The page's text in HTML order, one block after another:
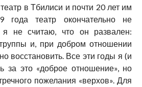
в Тбилиси и почти 20 лет им
года театр окончательно не
я не считаю, что он развален:
и, при добром отношении
восстановить. Все эти годы я (и
за это «доброе отношение», но
пожелания «верхов». Для